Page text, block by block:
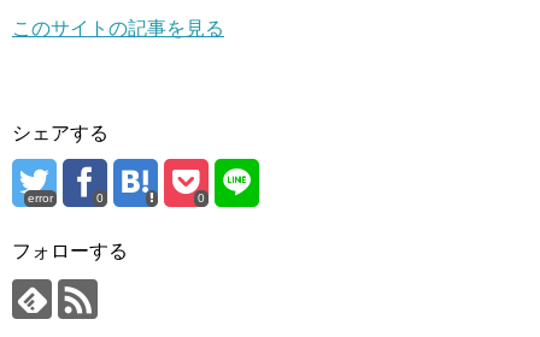
このサイトの記事を見る
シェアする
error 0 0
フォローする